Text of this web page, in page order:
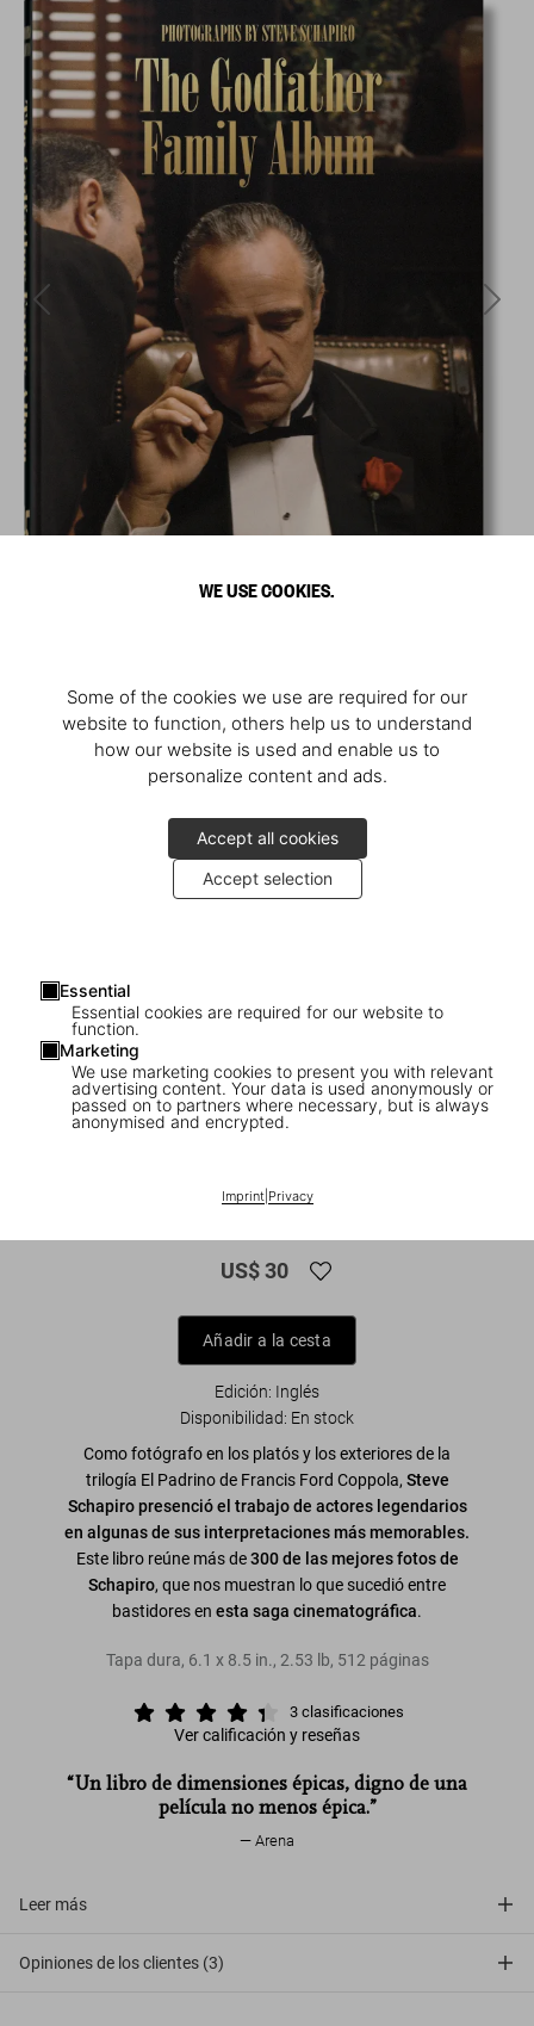
WE USE COOKIES.
Some of the cookies we use are required for our
website to function, others help us to understand
how our website is used and enable us to
personalize content and ads.
Accept all cookies
Accept selection
Essential
Essential cookies are required for our website to
function.
Marketing
We use marketing cookies to present you with relevant
advertising content. Your data is used anonymously or
passed on to partners where necessary, but is always
anonymised and encrypted.
Imprint| Privacy
1/7
Steve Schapiro. The Godfather Family
US$ 30
Añadir a la cesta
Edición: Inglés
Disponibilidad: En stock
Como fotógrafo en los platós y los exteriores de la
trilogía El Padrino de Francis Ford Coppola, Steve
Schapiro presenció el trabajo de actores legendarios
en algunas de sus interpretaciones más memorables.
Este libro reúne más de300 de las mejores fotos de
Schapiro, que nos muestran lo que sucedió entre
bastidores en esta saga cinematográfica.
Tapa dura, 6.1 x 8.5 in., 2.53 lb, 512 páginas
3 clasificaciones
Ver calificación y reseñas
“Un libro de dimensiones épicas, digno de una
película no menos épica.”
Arena
Leer más
Opiniones de los clientes (3)